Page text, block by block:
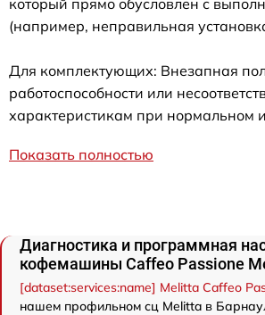
который прямо обусловлен с
(например, неправильная
Для комплектующих: Внезапная
работоспособности или
характеристикам при нормальном
Показать полностью
Диагностика и программная
кофемашины Caffeo Passione
[dataset:services:name] Melitta Caffeo
нашем профильном сц Melitta в